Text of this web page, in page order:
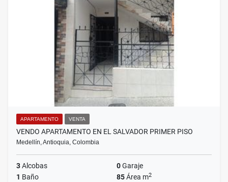
APARTAMENTO VENTA
VENDO APARTAMENTO EN EL SALVADOR PRIMER PISO
Medellín, Antioquia, Colombia
3Alcobas 0Garaje
1 Baño 85Área m2